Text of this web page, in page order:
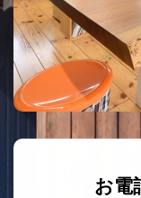
お電